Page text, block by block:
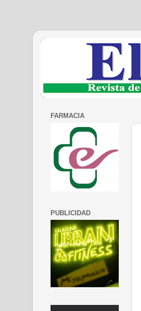
FARMACIA
PUBLICIDAD